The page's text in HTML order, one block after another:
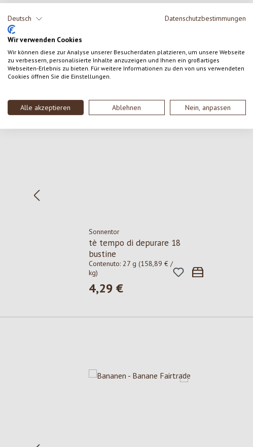
Deutsch Datenschutzbestimmungen
Wir verwenden Cookies
Wir können diese zur Analyse unserer Besucherdaten platzieren, um unsere Webseite
zu verbessern, personalisierte Inhalte anzuzeigen und Ihnen ein großartiges
Webseiten-Erlebnis zu bieten. Für weitere Informationen zu den von uns verwendeten
Cookies öffnen Sie die Einstellungen.
Alle akzeptieren Ablehnen Nein, anpassen
Salta la galleria dei prodotti
Sonnentor
tè tempo di depurare 18
bustine
Contenuto:27 g(158,89 € /
kg)
Prezzo normale:
4,29 €